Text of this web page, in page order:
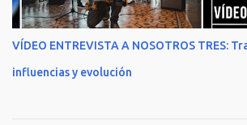
VÍDEO ENTREVISTA A NOSOTROS TRES:
influencias y evolución